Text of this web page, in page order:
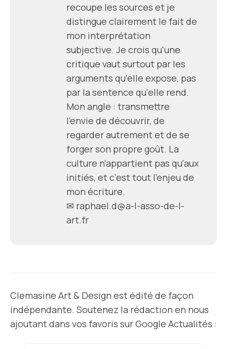
recoupe les sources et je
distingue clairement le fait de
mon interprétation
subjective. Je crois qu'une
critique vaut surtout par les
arguments qu'elle expose, pas
par la sentence qu'elle rend.
Mon angle : transmettre
l'envie de découvrir, de
regarder autrement et de se
forger son propre goût. La
culture n'appartient pas qu'aux
initiés, et c'est tout l'enjeu de
mon écriture.
✉ raphael.d@a-l-asso-de-l-
art.fr
Clemasine Art & Design est édité de façon
indépendante. Soutenez la rédaction en nous
ajoutant dans vos favoris sur Google Actualités :